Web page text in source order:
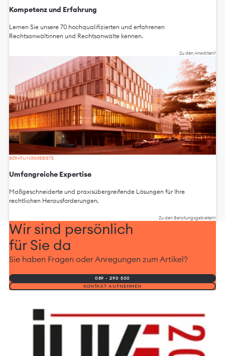
Kompetenz und Erfahrung
Lernen Sie unsere 70 hochqualifizierten und erfahrenen
Rechtsanwältinnen und Rechtsanwälte kennen.
Zu den Anwälten
BERATUNGSGEBIETE
Umfangreiche Expertise
Maßgeschneiderte und praxisübergreifende Lösungen für Ihre
rechtlichen Herausforderungen.
Zu den Beratungsgebieten
Wir sind persönlich
für Sie da
Sie haben Fragen oder Anregungen zum Artikel?
089 - 290 500
KONTAKT AUFNEHMEN